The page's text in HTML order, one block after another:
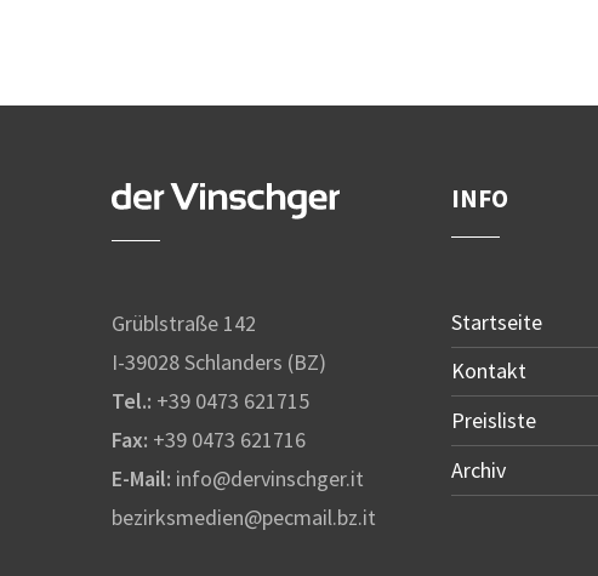
Grüblstraße 142
I-39028 Schlanders (BZ)
Tel.: +39 0473 621715
Fax: +39 0473 621716
E-Mail: info@dervinschger.it
bezirksmedien@pecmail.bz.it
INFO
Startseite
Kontakt
Preisliste
Archiv